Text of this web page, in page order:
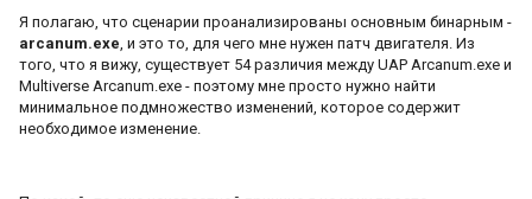
Я полагаю, что сценарии проанализированы основным бинарным -
arcanum.exe, и это то, для чего мне нужен патч двигателя. Из
того, что я вижу, существует 54 различия между UAP Arcanum.exe и
Multiverse Arcanum.exe - поэтому мне просто нужно найти
минимальное подмножество изменений, которое содержит
необходимое изменение.